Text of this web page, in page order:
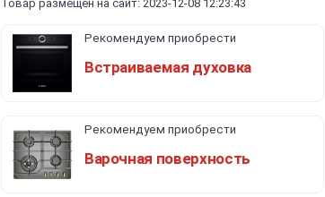
Товар размещен на сайт: 2023-12-08 12:23:43
Рекомендуем приобрести
Встраиваемая духовка
Рекомендуем приобрести
Варочная поверхность